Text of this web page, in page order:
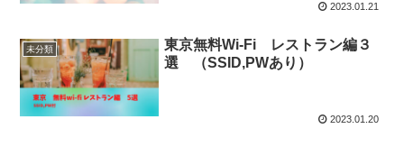
2023.01.21
未分類
東京無料Wi-Fi レストラン編３
選 （SSID,PWあり）
2023.01.20